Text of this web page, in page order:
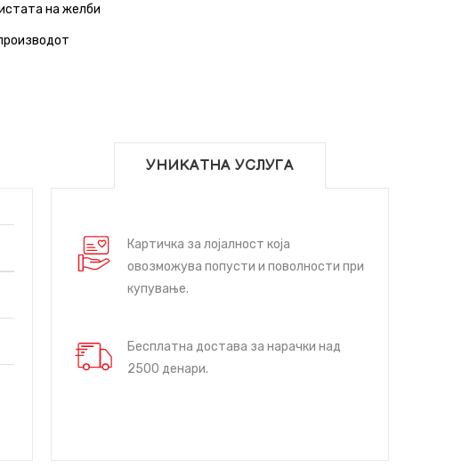
на желби
УНИКАТНА УСЛУГА
Картичка за лојалност која
овозможува попусти и поволности при
купување.
Бесплатна достава за нарачки над
2500 денари.